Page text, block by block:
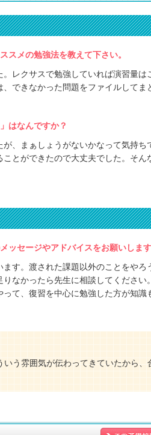
スメの勉強法を教えて下さい。
レクサスで勉強していれば演習量は
できなかった問題をファイルしてま
はなんですか？
、まぁしょうがないかなって気持ち
とができたので大丈夫でした。そん
ッセージやアドバイスをお願いします
す。渡された課題以外のことをやろ
なかったら先生に相談してください
て、復習を中心に勉強した方が知識
う雰囲気が伝わってきていたから、